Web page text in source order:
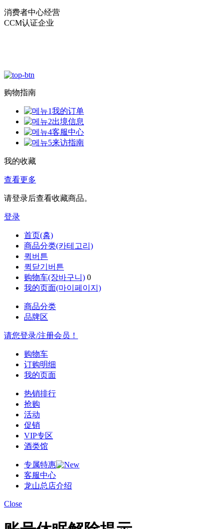
消费者中心经营
CCM认证企业
购物指南
我的订单
出境信息
客服中心
来访指南
我的收藏
查看更多
请登录后查看收藏商品。
登录
首页(홈)
商品分类(카테고리)
퀵버튼
퀵닫기버튼
购物车(장바구니) 0
我的页面(마이페이지)
商品分类
品牌区
请您登录/注册会员！
购物车
订购明细
我的页面
热销排行
抢购
活动
促销
VIP专区
酒类馆
专属特惠
客服中心
龙山总店介绍
Close